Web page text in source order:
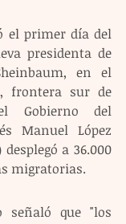
el primer día del
presidenta de
en el
frontera sur de
Gobierno del
Manuel López
desplegó a 36.000
migratorias.
señaló que "los